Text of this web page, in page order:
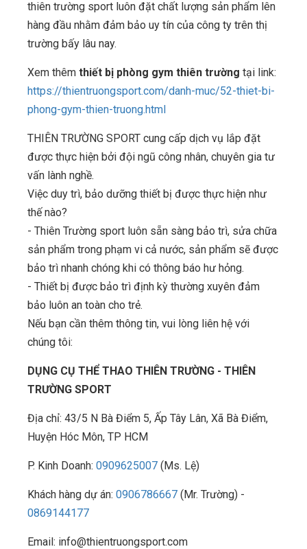
thiên trường sport luôn đặt chất lượng sản phẩm lên
hàng đầu nhằm đảm bảo uy tín của công ty trên thị
trường bấy lâu nay.
Xem thêm thiết bị phòng gym thiên trường tại link:
https://thientruongsport.com/danh-muc/52-thiet-bi-
phong-gym-thien-truong.html
THIÊN TRƯỜNG SPORT cung cấp dịch vụ lắp đặt
được thực hiện bởi đội ngũ công nhân, chuyên gia tư
vấn lành nghề.
Việc duy trì, bảo dưỡng thiết bị được thực hiện như
thế nào?
- Thiên Trường sport luôn sẵn sàng bảo trì, sửa chữa
sản phẩm trong phạm vi cả nước, sản phẩm sẽ được
bảo trì nhanh chóng khi có thông báo hư hỏng.
- Thiết bị được bảo trì định kỳ thường xuyên đảm
bảo luôn an toàn cho trẻ.
Nếu bạn cần thêm thông tin, vui lòng liên hệ với
chúng tôi:
DỤNG CỤ THỂ THAO THIÊN TRƯỜNG - THIÊN
TRƯỜNG SPORT
Địa chỉ: 43/5 N Bà Điểm 5, Ấp Tây Lân, Xã Bà Điểm,
Huyện Hóc Môn, TP HCM
P. Kinh Doanh: 0909625007 (Ms. Lệ)
Khách hàng dự án: 0906786667 (Mr. Trường) -
0869144177
Email: info@thientruongsport.com